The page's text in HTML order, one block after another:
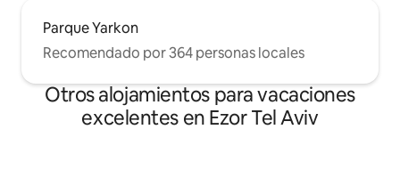
Parque Yarkon
Recomendado por 364 personas locales
Otros alojamientos para vacaciones
excelentes en Ezor Tel Aviv